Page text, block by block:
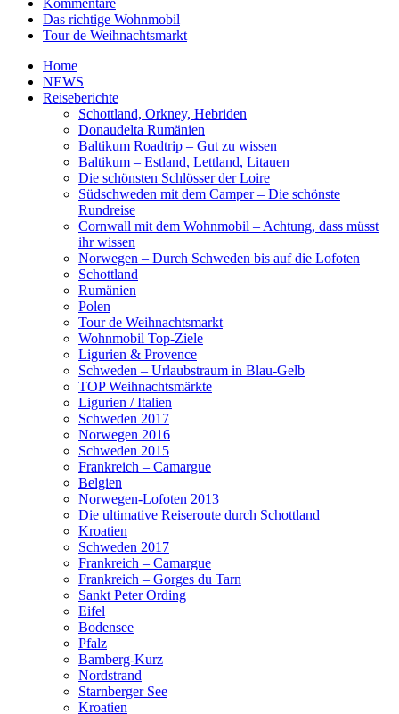
Das richtige Wohnmobil
Tour de Weihnachtsmarkt
Home
NEWS
Reiseberichte
Schottland, Orkney, Hebriden
Donaudelta Rumänien
Baltikum Roadtrip – Gut zu wissen
Baltikum – Estland, Lettland, Litauen
Die schönsten Schlösser der Loire
Südschweden mit dem Camper – Die schönste
Rundreise
Cornwall mit dem Wohnmobil – Achtung, dass müsst
ihr wissen
Norwegen – Durch Schweden bis auf die Lofoten
Schottland
Rumänien
Polen
Tour de Weihnachtsmarkt
Wohnmobil Top-Ziele
Ligurien & Provence
Schweden – Urlaubstraum in Blau-Gelb
TOP Weihnachtsmärkte
Ligurien / Italien
Schweden 2017
Norwegen 2016
Schweden 2015
Frankreich – Camargue
Belgien
Norwegen-Lofoten 2013
Die ultimative Reiseroute durch Schottland
Kroatien
Schweden 2017
Frankreich – Camargue
Frankreich – Gorges du Tarn
Sankt Peter Ording
Eifel
Bodensee
Pfalz
Bamberg-Kurz
Nordstrand
Starnberger See
Kroatien